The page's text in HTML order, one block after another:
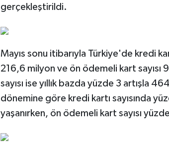
gerçekleştirildi.
Mayıs sonu itibarıyla Türkiye'de kredi
216,6 milyon ve ön ödemeli kart sayısı
sayısı ise yıllık bazda yüzde 3 artışla
dönemine göre kredi kartı sayısında
yaşanırken, ön ödemeli kart sayısı